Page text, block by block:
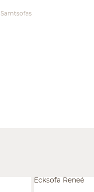
Samtsofas
Ecksofa Reneé